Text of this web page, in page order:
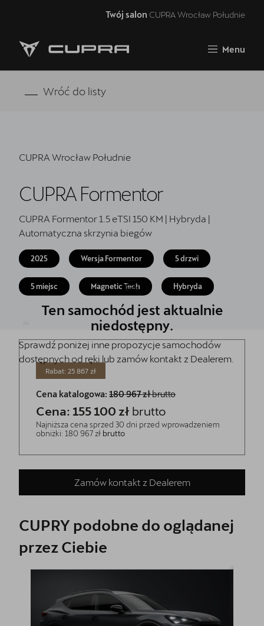
Twój salon CUPRA Wrocław Południe
Menu
Strona główna
Oferta i aktualności
Finansowanie
Serwis
Oryginalne części zamienne
Akcesoria CUPRA
Jazda próbna CUPRĄ
Kontakt
Wróć do listy
CUPRA Wrocław Południe
CUPRA Formentor
CUPRA Formentor 1.5 eTSI 150 KM | Hybryda |
Automatyczna skrzynia biegów
2025 Wersja Formentor 5 drzwi
5 miejsc Magnetic Tech Hybryda
Ten samochód jest aktualnie
niedostępny.
Sprawdź poniżej inne propozycje samochodów
dostępnych od ręki lub zamów kontakt z Dealerem.
Rabat: 25 867 zł
Cena katalogowa: 180 967 złbrutto
Cena: 155 100 zł brutto
Najniższa cena sprzed 30 dni przed wprowadzeniem
obniżki: 180 967 zł brutto
Zamów kontakt z Dealerem
CUPRY podobne do oglądanej
przez Ciebie